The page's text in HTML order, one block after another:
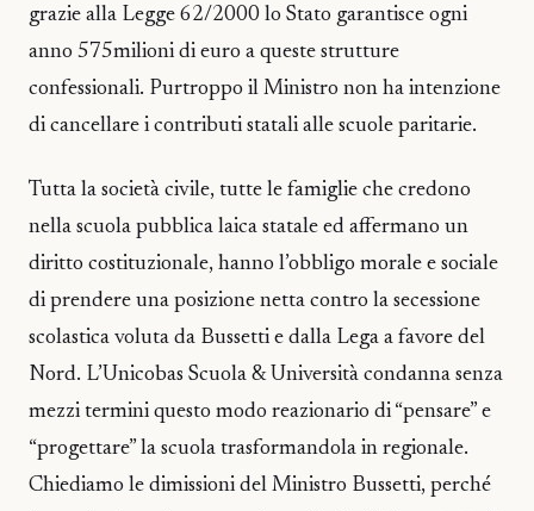
grazie alla Legge 62/2000 lo Stato garantisce ogni
anno 575milioni di euro a queste strutture
confessionali. Purtroppo il Ministro non ha intenzione
di cancellare i contributi statali alle scuole paritarie.
Tutta la società civile, tutte le famiglie che credono
nella scuola pubblica laica statale ed affermano un
diritto costituzionale, hanno l’obbligo morale e sociale
di prendere una posizione netta contro la secessione
scolastica voluta da Bussetti e dalla Lega a favore del
Nord. L’Unicobas Scuola & Università condanna senza
mezzi termini questo modo reazionario di “pensare” e
“progettare” la scuola trasformandola in regionale.
Chiediamo le dimissioni del Ministro Bussetti, perché